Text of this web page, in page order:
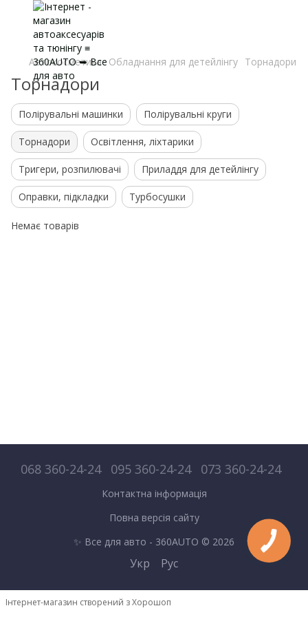
Автокосметика Обладнання для детейлінгу Торнадори
Торнадори
Полірувальні машинки Полірувальні круги
Торнадори Освітлення, ліхтарики
Тригери, розпилювачі Приладдя для детейлінгу
Оправки, підкладки Турбосушки
Немає товарів
068 360-24-24 095 360-24-24 073 360-24-24
Контактна інформація
Повна версія сайту
✨ Все для авто - 360AUTO © 2026
Укр Рус
Інтернет-магазин створений з Хорошоп